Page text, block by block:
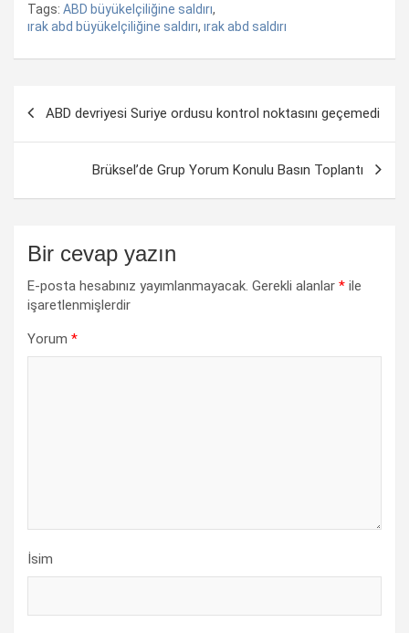
Tags: ABD büyükelçiliğine saldırı,
ırak abd büyükelçiliğine saldırı, ırak abd saldırı
ABD devriyesi Suriye ordusu kontrol noktasını geçemedi
Brüksel’de Grup Yorum Konulu Basın Toplantı
Bir cevap yazın
E-posta hesabınız yayımlanmayacak. Gerekli alanlar * ile
işaretlenmişlerdir
Yorum *
İsim